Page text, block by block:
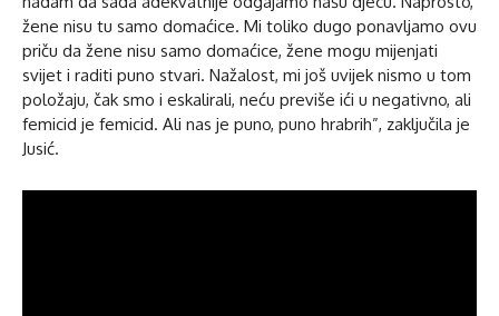
žene nisu tu samo domaćice. Mi toliko dugo ponavljamo ovu
priču da žene nisu samo domaćice, žene mogu mijenjati
svijet i raditi puno stvari. Nažalost, mi još uvijek nismo u tom
položaju, čak smo i eskalirali, neću previše ići u negativno, ali
femicid je femicid. Ali nas je puno, puno hrabrih”, zaključila je
Jusić.